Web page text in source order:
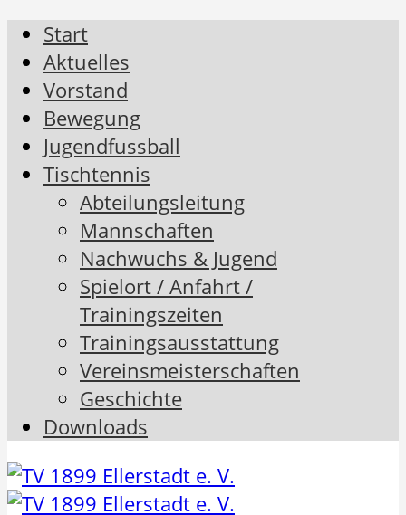
Start
Aktuelles
Vorstand
Bewegung
Jugendfussball
Tischtennis
Abteilungsleitung
Mannschaften
Nachwuchs & Jugend
Spielort / Anfahrt /
Trainingszeiten
Trainingsausstattung
Vereinsmeisterschaften
Geschichte
Downloads